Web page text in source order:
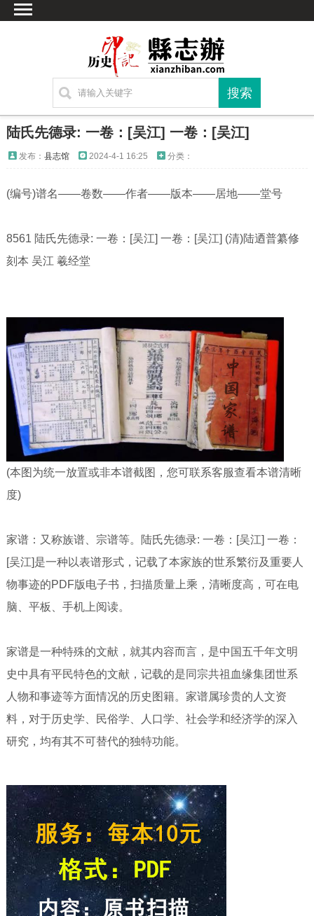
方志
繁体字转换
陆氏先德录: 一卷：[吴江] 一卷：[吴江]
发布： 县志馆 2024-4-1 16:25 分类：
(编号)谱名——卷数——作者——版本——居地——堂号
8561 陆氏先德录: 一卷：[吴江] 一卷：[吴江] (清)陆迺普纂修
刻本 吴江 羲经堂
(本图为统一放置或非本谱截图，您可联系客服查看本谱清晰
度)
家谱：又称族谱、宗谱等。陆氏先德录: 一卷：[吴江] 一卷：
[吴江]是一种以表谱形式，记载了本家族的世系繁衍及重要人
物事迹的PDF版电子书，扫描质量上乘，清晰度高，可在电
脑、平板、手机上阅读。
家谱是一种特殊的文献，就其内容而言，是中国五千年文明
史中具有平民特色的文献，记载的是同宗共祖血缘集团世系
人物和事迹等方面情况的历史图籍。家谱属珍贵的人文资
料，对于历史学、民俗学、人口学、社会学和经济学的深入
研究，均有其不可替代的独特功能。